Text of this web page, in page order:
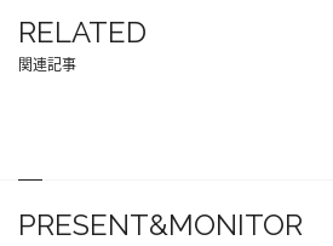
RELATED
関連記事
PRESENT&MONITOR